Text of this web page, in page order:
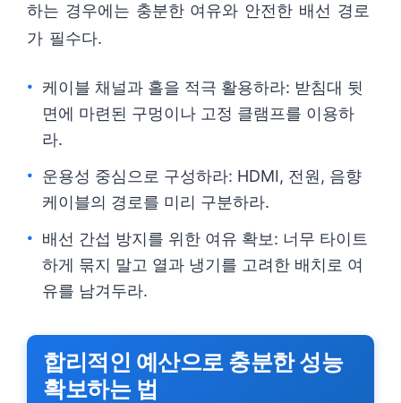
하는 경우에는 충분한 여유와 안전한 배선 경로
가 필수다.
케이블 채널과 홀을 적극 활용하라: 받침대 뒷
면에 마련된 구멍이나 고정 클램프를 이용하
라.
운용성 중심으로 구성하라: HDMI, 전원, 음향
케이블의 경로를 미리 구분하라.
배선 간섭 방지를 위한 여유 확보: 너무 타이트
하게 묶지 말고 열과 냉기를 고려한 배치로 여
유를 남겨두라.
합리적인 예산으로 충분한 성능
확보하는 법